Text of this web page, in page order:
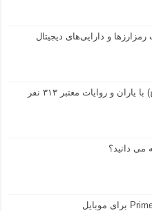
و دارایی‌های دیجیتال
و روایات معتبر ۳۱۳ نفر
می دانید؟